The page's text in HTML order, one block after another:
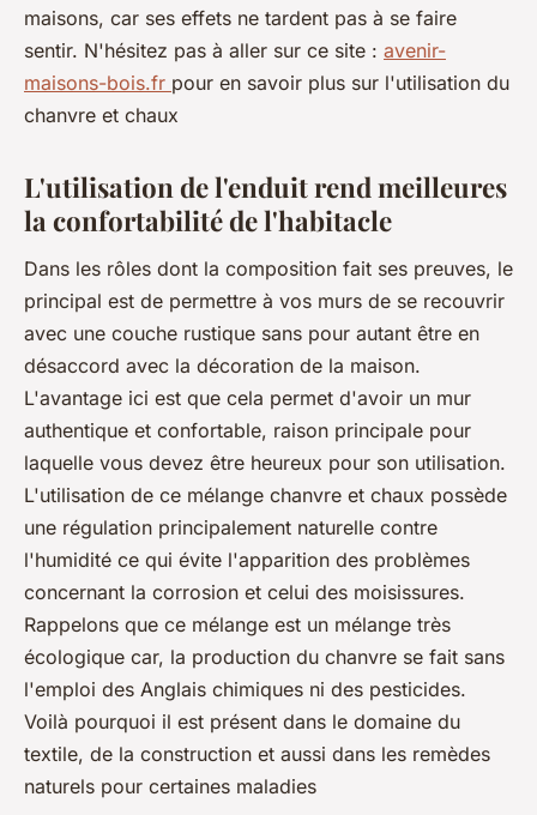
maisons, car ses effets ne tardent pas à se faire
sentir. N'hésitez pas à aller sur ce site : avenir-
maisons-bois.fr pour en savoir plus sur l'utilisation du
chanvre et chaux
L'utilisation de l'enduit rend meilleures
la confortabilité de l'habitacle
Dans les rôles dont la composition fait ses preuves, le
principal est de permettre à vos murs de se recouvrir
avec une couche rustique sans pour autant être en
désaccord avec la décoration de la maison.
L'avantage ici est que cela permet d'avoir un mur
authentique et confortable, raison principale pour
laquelle vous devez être heureux pour son utilisation.
L'utilisation de ce mélange chanvre et chaux possède
une régulation principalement naturelle contre
l'humidité ce qui évite l'apparition des problèmes
concernant la corrosion et celui des moisissures.
Rappelons que ce mélange est un mélange très
écologique car, la production du chanvre se fait sans
l'emploi des Anglais chimiques ni des pesticides.
Voilà pourquoi il est présent dans le domaine du
textile, de la construction et aussi dans les remèdes
naturels pour certaines maladies